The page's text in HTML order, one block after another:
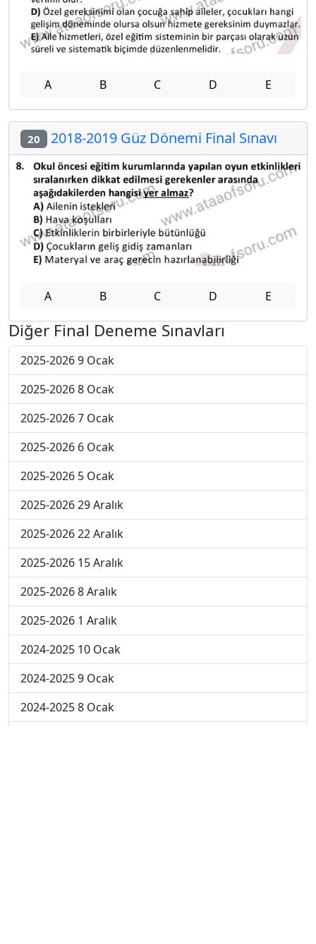
A B C D E
20 2018-2019 Güz Dönemi Final Sınavı
A B C D E
Diğer Final Deneme Sınavları
2025-2026 9 Ocak
2025-2026 8 Ocak
2025-2026 7 Ocak
2025-2026 6 Ocak
2025-2026 5 Ocak
2025-2026 29 Aralık
2025-2026 22 Aralık
2025-2026 15 Aralık
2025-2026 8 Aralık
2025-2026 1 Aralık
2024-2025 10 Ocak
2024-2025 9 Ocak
2024-2025 8 Ocak